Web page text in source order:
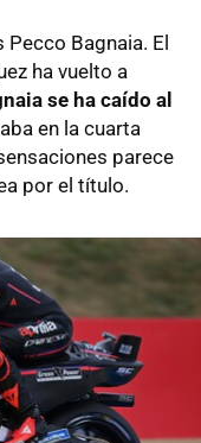
Pecco Bagnaia. El
ha vuelto a
se ha caído al
en la cuarta
parece
por el título.